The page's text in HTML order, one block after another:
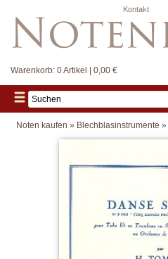
Kontakt
Warenkorb: 0 Artikel | 0,00 €
Noten kaufen » Blechblasinstrumente »